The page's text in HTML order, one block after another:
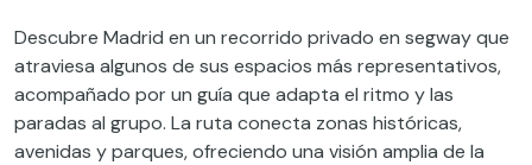
Descubre Madrid en un recorrido privado en segway que
atraviesa algunos de sus espacios más representativos,
acompañado por un guía que adapta el ritmo y las
paradas al grupo. La ruta conecta zonas históricas,
avenidas y parques, ofreciendo una visión amplia de la